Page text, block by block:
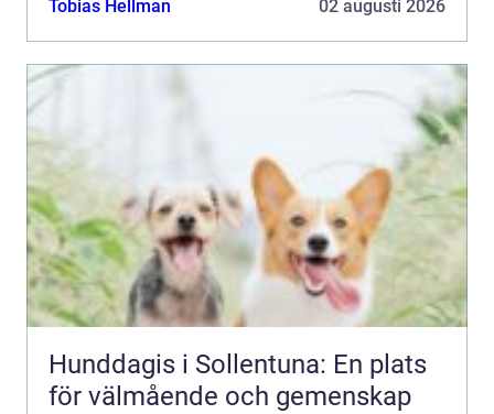
Tobias Hellman 02 augusti 2026
Hunddagis i Sollentuna: En plats
för välmående och gemenskap